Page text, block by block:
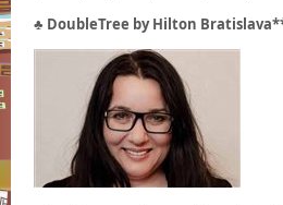
♣ DoubleTree by Hilton